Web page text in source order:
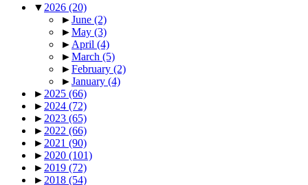
▼ 2026 (20)
►June (2)
►May (3)
► April (4)
►March (5)
►February (2)
►January (4)
► 2025 (66)
► 2024 (72)
► 2023 (65)
► 2022 (66)
► 2021 (90)
► 2020 (101)
► 2019 (72)
► 2018 (54)